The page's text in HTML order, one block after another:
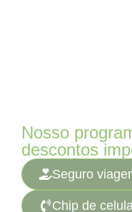
Nosso
descontos
Seguro
Chip de